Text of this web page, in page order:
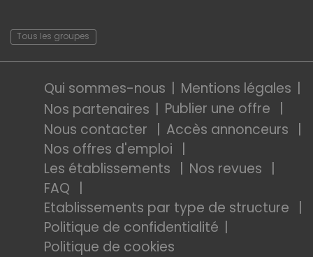
Tous les groupes
Qui sommes-nous
Mentions légales
Nos partenaires
Publier une offre
Nous contacter
Accès annonceurs
Nos offres d'emploi
Les établissements
Nos revues
FAQ
Etablissements par type de structure
Politique de confidentialité
Politique de cookies